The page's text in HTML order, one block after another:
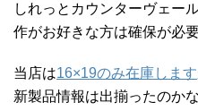
しれっとカウンターヴェー
作がお好きな方は確保が必
当店は16×19のみ在庫します
新製品情報は出揃ったのか